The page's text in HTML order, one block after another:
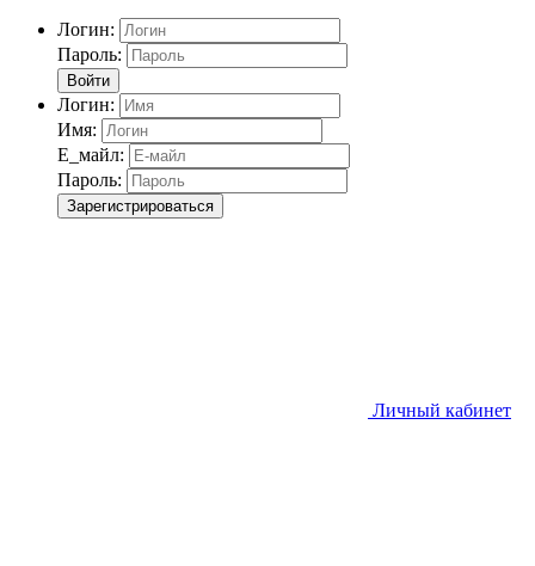
Логин:
Пароль:
Войти
Логин:
Имя:
Е_майл:
Пароль:
Зарегистрироваться
Личный кабинет